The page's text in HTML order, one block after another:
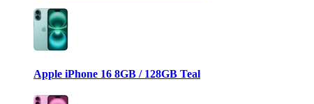
Apple iPhone 16 8GB / 128GB Teal